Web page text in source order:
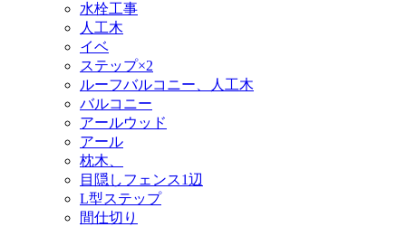
水栓工事
人工木
イベ
ステップ×2
ルーフバルコニー、人工木
バルコニー
アールウッド
アール
枕木、
目隠しフェンス1辺
L型ステップ
間仕切り